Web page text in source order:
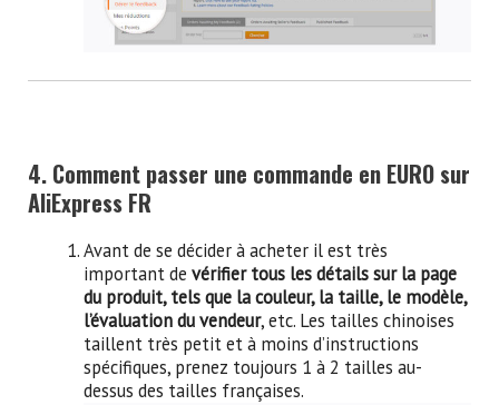
4. Comment passer une commande en EURO sur
AliExpress FR
Avant de se décider à acheter il est très
important de vérifier tous les détails sur la page
du produit, tels que la couleur, la taille, le modèle,
l’évaluation du vendeur, etc. Les tailles chinoises
taillent très petit et à moins d’instructions
spécifiques, prenez toujours 1 à 2 tailles au-
dessus des tailles françaises.